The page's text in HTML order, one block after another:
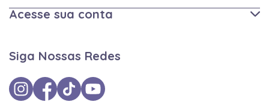
Acesse sua conta
Siga Nossas Redes